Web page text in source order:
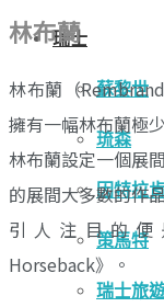
瑞士
蘇黎世
琉森
因特拉
策馬特
瑞士旅
林布蘭
林布蘭（
擁有一幅林布蘭極
林布蘭設定一個展
的展間大多數的作
引人注目的便
Horseback》。